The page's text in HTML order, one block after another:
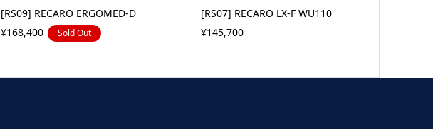
[RS09] RECARO ERGOMED-D
¥168,400
Sold Out
[RS07] RECARO LX-F WU110
¥145,700